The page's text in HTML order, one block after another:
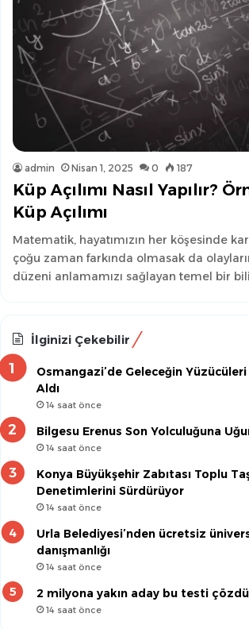
admin Nisan 1, 2025 0 187
Küp Açılımı Nasıl Yapılır?
Küp Açılımı
Matematik, hayatımızın her köşesinde
çoğu zaman farkında olmasak da
düzeni anlamamızı sağlayan temel bir
İlginizi Çekebilir
Osmangazi’de Geleceğin Yüzücüleri
Aldı
14 saat önce
Bilgesu Erenus Son Yolculuğuna
14 saat önce
Konya Büyükşehir Zabıtası Toplu
Denetimlerini Sürdürüyor
14 saat önce
Urla Belediyesi’nden ücretsiz
danışmanlığı
14 saat önce
2 milyona yakın aday bu testi
14 saat önce